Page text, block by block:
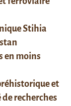
Stihia
en moins
et
recherches